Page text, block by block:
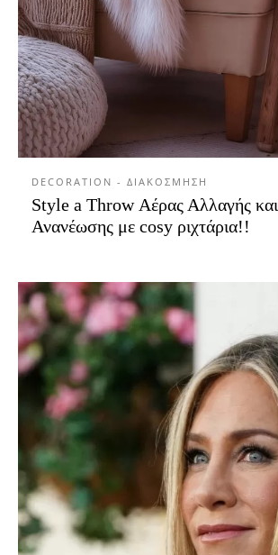
DECORATION - ΔΙΑΚΟΣΜΗΣΗ
Style a Throw Αέρας Αλλαγής και
Ανανέωσης με cosy ριχτάρια!!